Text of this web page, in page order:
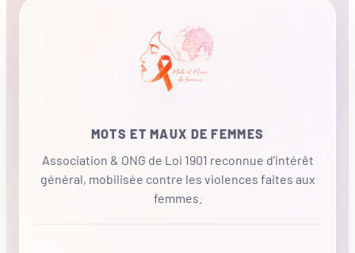
MOTS ET MAUX DE FEMMES
Association & ONG de Loi 1901 reconnue d'intérêt
général, mobilisée contre les violences faites aux
femmes.